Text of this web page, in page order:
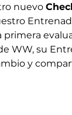
nuevo
primera
WW, su
y